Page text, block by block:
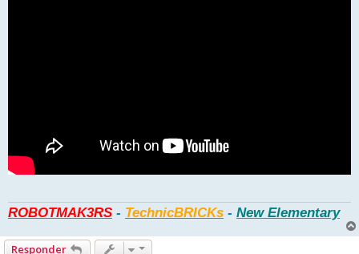
ROBOTMAK3RS - TechnicBRICKs - New Elementary
Responder